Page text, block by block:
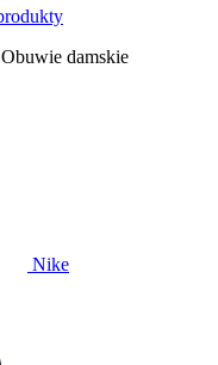
Obuwie damskie
Nike